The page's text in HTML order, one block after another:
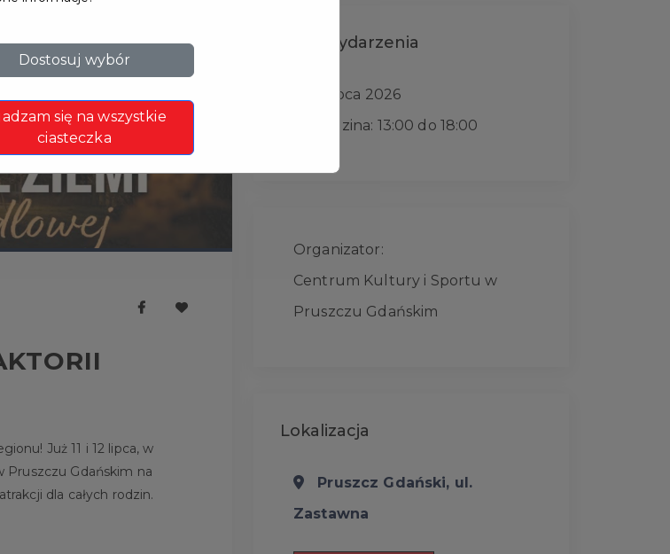
Już 11 i 12 lipca, w
Pruszczu Gdańskim na
dla całych rodzin.
Data wydarzenia
12 lipca 2026
Godzina: 13:00 do 18:00
Organizator:
Centrum Kultury i Sportu w
Pruszczu Gdańskim
Lokalizacja
Pruszcz Gdański, ul.
Zastawna
Dostosuj wybór
się na wszystkie
ciasteczka